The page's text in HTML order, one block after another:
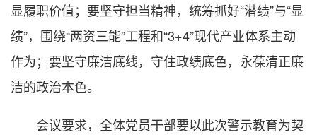
显履职价值；要坚守担当精神，统筹抓好“潜绩”与“显
绩”，围绕“两资三能”工程和“3+4”现代产业体系主动
作为；要坚守廉洁底线，守住政绩底色，永葆清正廉
洁的政治本色。
会议要求，全体党员干部要以此次警示教育为契